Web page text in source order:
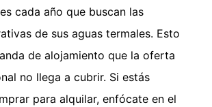
cada año que buscan las
de sus aguas termales. Esto
de alojamiento que la oferta
no llega a cubrir. Si estás
para alquilar, enfócate en el